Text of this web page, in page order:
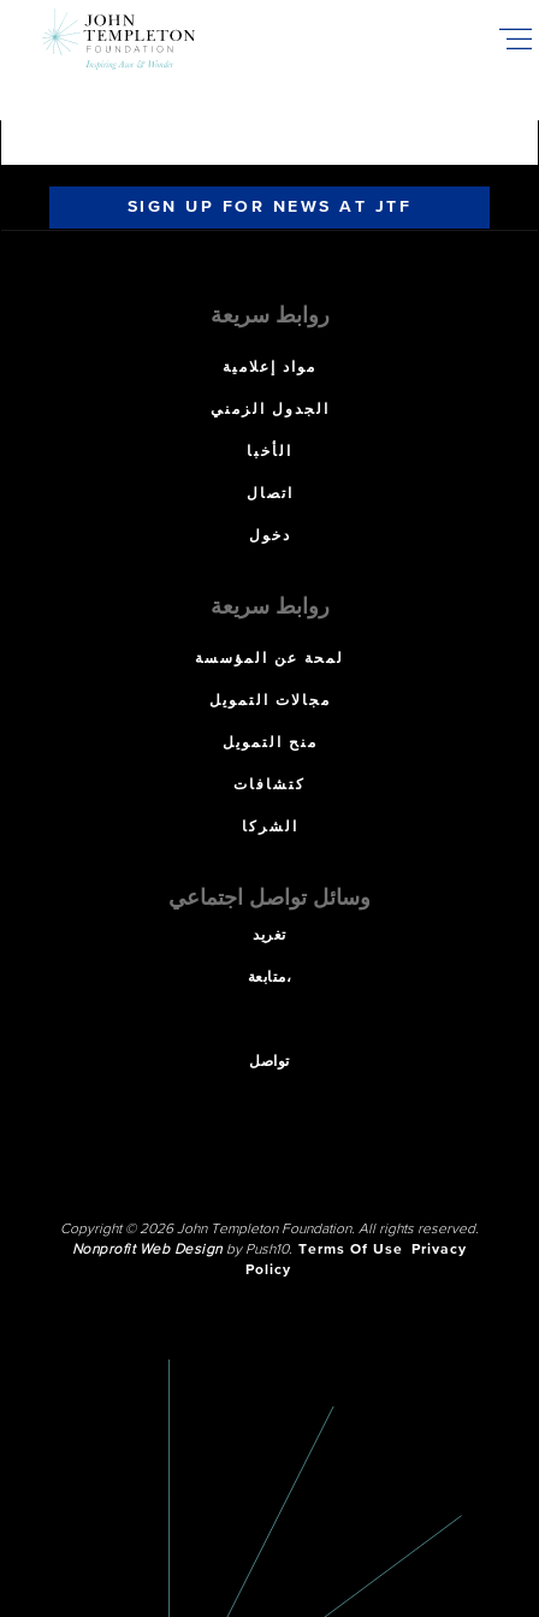
SIGN UP FOR NEWS AT JTF
روابط سريعة
مواد إعلامية
الجدول الزمني
الأخبا
اتصال
دخول
روابط سريعة
لمحة عن المؤسسة
مجالات التمويل
منح التمويل
كتشافات
الشركا
وسائل تواصل اجتماعي
تغريد
متابعة،
تواصل
Copyright © 2026 John Templeton Foundation. All rights reserved.
Nonprofit Web Designby Push10. Terms Of Use
Privacy
Policy